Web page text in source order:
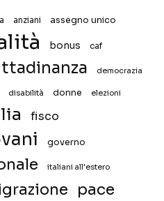
anziani assegno unico
bonus caf
democrazia
disabilità donne elezioni
fisco
governo
italiani all'estero
pace